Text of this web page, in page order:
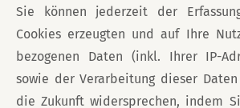
Sie können jederzeit der
Cookies erzeugten und auf Ihre
bezogenen Daten (inkl. Ihrer IP-
sowie der Verarbeitung dieser
die Zukunft widersprechen, indem